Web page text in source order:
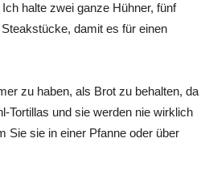
halte zwei ganze Hühner, fünf
damit es für einen
zu haben, als Brot zu behalten, da
Tortillas und sie werden nie wirklich
Sie sie in einer Pfanne oder über